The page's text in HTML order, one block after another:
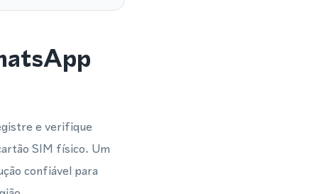
e verifique
SIM físico. Um
confiável para